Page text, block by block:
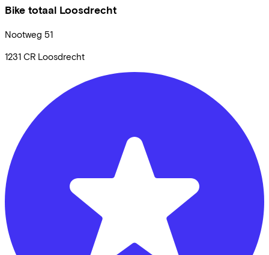
Bike totaal Loosdrecht
Nootweg 51
1231 CR Loosdrecht